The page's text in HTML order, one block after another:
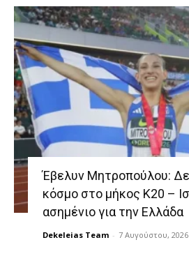
Έβελυν Μητροπούλου:
κόσμο στο μήκος Κ20 –
ασημένιο για την Ελλάδα
Dekeleias Team - 7 Αυγούστου, 2026